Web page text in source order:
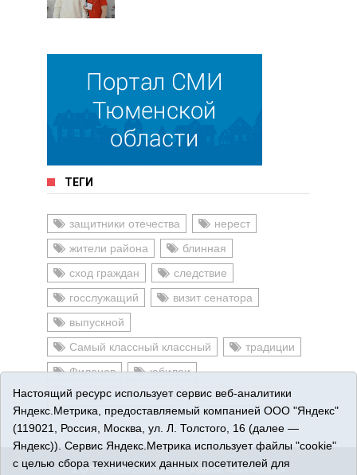
ТЕГИ
защитники отечества
нерест
жители района
блинная
сход граждан
следствие
госслужащий
визит сенатора
выпускной
Самый классный классный
традиции
Филонов
юбилеи
выходные с пользой
человечность
16+© 2015-2026 Сетевое издание «Омутинское».
Настоящий ресурс использует сервис веб-аналитики
Яндекс.Метрика, предоставляемый компанией ООО "Яндекс"
(119021, Россия, Москва, ул. Л. Толстого, 16 (далее —
Яндекс)). Сервис Яндекс.Метрика использует файлы "cookie"
с целью сбора технических данных посетителей для